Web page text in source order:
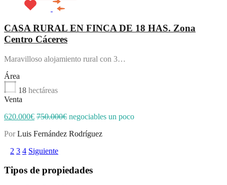
CASA RURAL EN FINCA DE 18 HAS. Zona
Centro Cáceres
Maravilloso alojamiento rural con 3…
Área
18 hectáreas
Venta
620.000€ 750.000€ negociables un poco
Por Luis Fernández Rodríguez
2 3 4 Siguiente
Tipos de propiedades